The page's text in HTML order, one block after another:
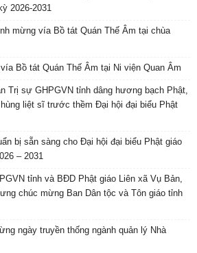
2026-2031
mừng vía Bồ tát Quán Thế Âm tại chùa
Bồ tát Quán Thế Âm tại Ni viện Quan Âm
Trị sự GHPGVN tỉnh dâng hương bạch Phật,
liệt sĩ trước thềm Đại hội đại biểu Phật
bị sẵn sàng cho Đại hội đại biểu Phật giáo
– 2031
tỉnh và BĐD Phật giáo Liên xã Vụ Bản,
chúc mừng Ban Dân tộc và Tôn giáo tỉnh
ngày truyền thống ngành quản lý Nhà